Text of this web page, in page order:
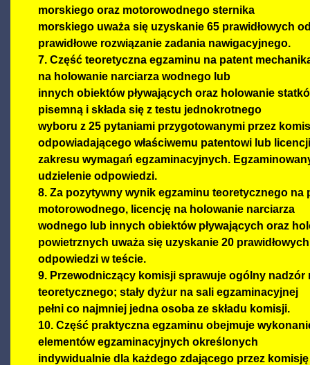
morskiego oraz motorowodnego sternika
morskiego uważa się uzyskanie 65 prawidłowych
prawidłowe rozwiązanie zadania nawigacyjnego.
7. Część teoretyczna egzaminu na patent
na holowanie narciarza wodnego lub
innych obiektów pływających oraz holowanie
pisemną i składa się z testu jednokrotnego
wyboru z 25 pytaniami przygotowanymi przez
odpowiadającego właściwemu patentowi lub licencji
zakresu wymagań egzaminacyjnych.
udzielenie odpowiedzi.
8. Za pozytywny wynik egzaminu teoretycznego na
motorowodnego, licencję na holowanie narciarza
wodnego lub innych obiektów pływających oraz
powietrznych uważa się uzyskanie 20 prawidłowych
odpowiedzi w teście.
9. Przewodniczący komisji sprawuje ogólny nadzór
teoretycznego; stały dyżur na sali egzaminacyjnej
pełni co najmniej jedna osoba ze składu komisji.
10. Część praktyczna egzaminu obejmuje
elementów egzaminacyjnych określonych
indywidualnie dla każdego zdającego przez